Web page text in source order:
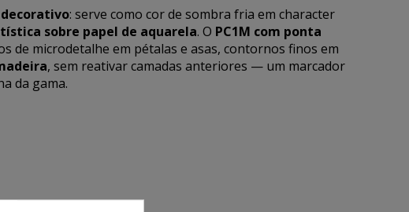
: serve como cor de sombra fria em character
sobre papel de aquarela. O PC1M com ponta
de microdetalhe em pétalas e asas, contornos finos em
, sem reativar camadas anteriores — um marcador
da gama.